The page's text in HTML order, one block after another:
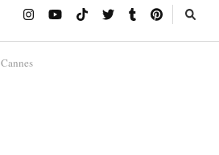
Cannes